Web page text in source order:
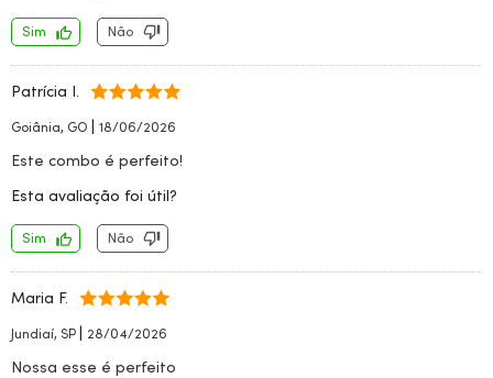
Sim Não
Patrícia I.
Goiânia, GO | 18/06/2026
Este combo é perfeito!
Esta avaliação foi útil?
Sim Não
Maria F.
Jundiaí, SP | 28/04/2026
Nossa esse é perfeito